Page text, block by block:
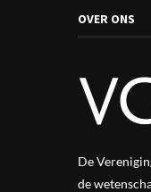
OVER ONS
De
de